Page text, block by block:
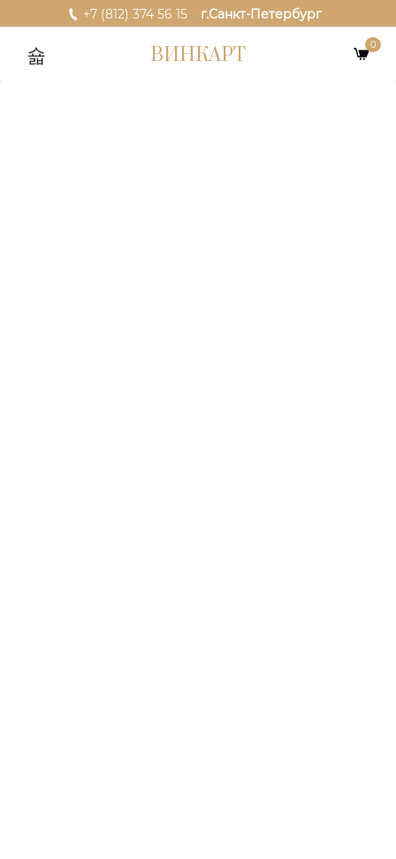
+7 (812) 374 56 15 г.Санкт-Петербург
ВИНКАРТ 0